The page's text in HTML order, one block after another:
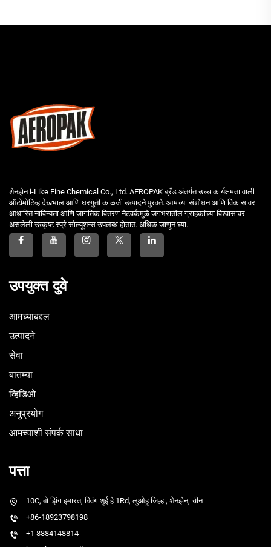
शेनझेन i-Like Fine Chemical Co., Ltd. AEROPAK ब्रँड अंतर्गत उच्च कार्यक्षमता वाली
ऑटोमोटिव्ह देखभाल आणि घरगुती काळजी उत्पादने पुरवते. आमच्या संशोधन आणि विकासावर
आधारित नाविन्यता आणि जागतिक वितरण नेटवर्कमुळे जगभरातील ग्राहकांच्या विश्वासावर
असलेली उत्कृष्ट स्प्रे सोल्यूशन्स उपलब्ध होतात. अधिक जाणून घ्या.
उपयुक्त दुवे
आमच्याबद्दल
उत्पादने
सेवा
बातम्या
व्हिडिओ
अनुप्रयोग
आमच्याशी संपर्क साधा
पत्ता
10C, बो झिंग इमारत, क्विंग शुई हे 1Rd, लुओहू जिल्हा, शेनझेन, चीन
+86-18923798198
+1 8884148814